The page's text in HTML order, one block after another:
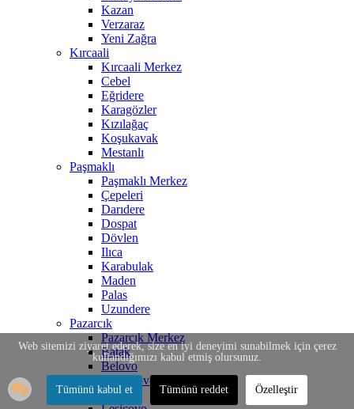
Kazan
Verzaraz
Yeni Zağra
Kırcaali
Kırcaali Merkez
Cebel
Eğridere
Karagözler
Kızılağaç
Koşukavak
Mestanlı
Paşmaklı
Paşmaklı Merkez
Çepeleri
Darıdere
Dospat
Dövlen
Ilıca
Karabulak
Maden
Palas
Uzundere
Pazarcık
Pazarcık Merkez
Batak
Belovo
Bratsigovo
İstirelçe
Web sitemizi ziyaret ederek, size en iyi deneyimi sunabilmek için çerez
kullandığımızı kabul etmiş olursunuz.
Tümünü kabul et Tümünü reddet Özelleştir